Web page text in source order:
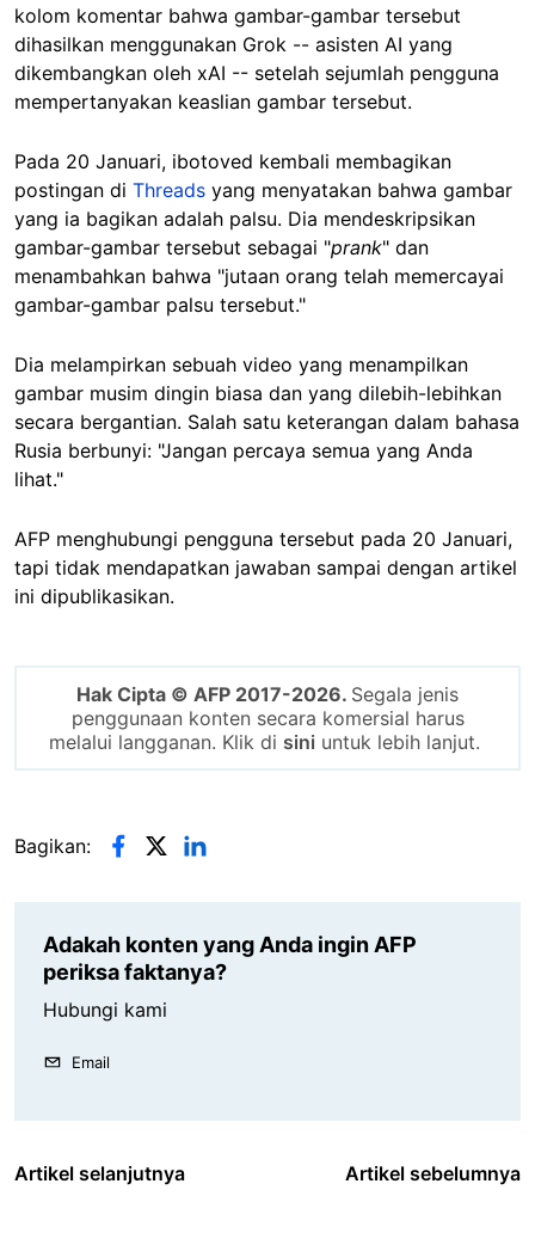
kolom komentar bahwa gambar-gambar tersebut
dihasilkan menggunakan Grok -- asisten AI yang
dikembangkan oleh xAI -- setelah sejumlah pengguna
mempertanyakan keaslian gambar tersebut.
Pada 20 Januari, ibotoved kembali membagikan
postingan di Threads yang menyatakan bahwa gambar
yang ia bagikan adalah palsu. Dia mendeskripsikan
gambar-gambar tersebut sebagai "prank" dan
menambahkan bahwa "jutaan orang telah memercayai
gambar-gambar palsu tersebut."
Dia melampirkan sebuah video yang menampilkan
gambar musim dingin biasa dan yang dilebih-lebihkan
secara bergantian. Salah satu keterangan dalam bahasa
Rusia berbunyi: "Jangan percaya semua yang Anda
lihat."
AFP menghubungi pengguna tersebut pada 20 Januari,
tapi tidak mendapatkan jawaban sampai dengan artikel
ini dipublikasikan.
Hak Cipta © AFP 2017-2026. Segala jenis
penggunaan konten secara komersial harus
melalui langganan. Klik di sini untuk lebih lanjut.
Bagikan:
Adakah konten yang Anda ingin AFP
periksa faktanya?
Hubungi kami
Email
Artikel selanjutnya Artikel sebelumnya